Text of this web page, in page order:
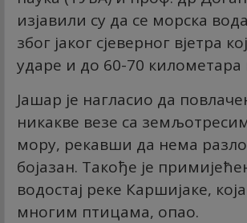
изјавили су да се морска
због јаког сјеверног вјетра
ударе и до 60-70 километара
Јашар је нагласио да
никакве везе са
мору, рекавши да нема
бојазан. Такође је
водостај реке Каршијаке,
многим птицама, опао.